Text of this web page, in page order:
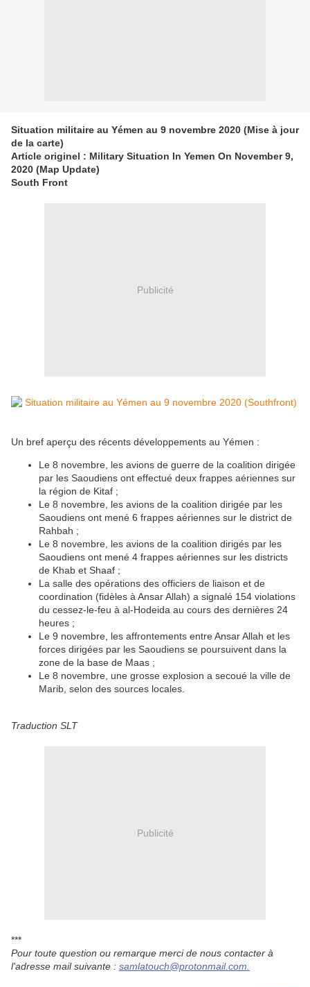
Situation militaire au Yémen au 9 novembre 2020 (Mise à jour
de la carte)
Article originel : Military Situation In Yemen On November 9,
2020 (Map Update)
South Front
Publicité
Un bref aperçu des récents développements au Yémen :
Le 8 novembre, les avions de guerre de la coalition dirigée
par les Saoudiens ont effectué deux frappes aériennes sur
la région de Kitaf ;
Le 8 novembre, les avions de la coalition dirigée par les
Saoudiens ont mené 6 frappes aériennes sur le district de
Rahbah ;
Le 8 novembre, les avions de la coalition dirigés par les
Saoudiens ont mené 4 frappes aériennes sur les districts
de Khab et Shaaf ;
La salle des opérations des officiers de liaison et de
coordination (fidèles à Ansar Allah) a signalé 154 violations
du cessez-le-feu à al-Hodeida au cours des dernières 24
heures ;
Le 9 novembre, les affrontements entre Ansar Allah et les
forces dirigées par les Saoudiens se poursuivent dans la
zone de la base de Maas ;
Le 8 novembre, une grosse explosion a secoué la ville de
Marib, selon des sources locales.
Traduction SLT
Publicité
***
Pour toute question ou remarque merci de nous contacter à
l'adresse mail suivante : samlatouch@protonmail.com.